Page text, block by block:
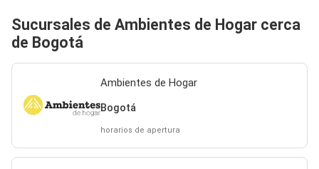
Sucursales de Ambientes de Hogar cerca
de Bogotá
Ambientes de Hogar
Bogotá
horarios de apertura